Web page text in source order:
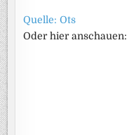
Quelle: Ots
Oder hier anschauen: